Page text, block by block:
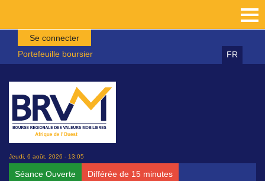
Aller au contenu principal
Se connecter
Portefeuille boursier
FR
Jeudi, 6 août, 2026 - 13:05
Séance Ouverte Différée de 15 minutes